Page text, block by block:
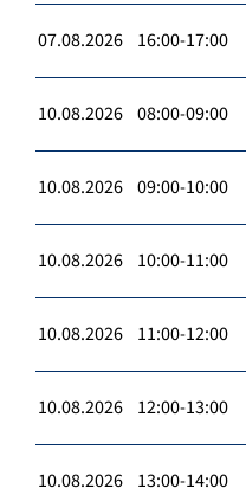
07.08.2026 16:00-17:00
10.08.2026 08:00-09:00
10.08.2026 09:00-10:00
10.08.2026 10:00-11:00
10.08.2026 11:00-12:00
10.08.2026 12:00-13:00
10.08.2026 13:00-14:00